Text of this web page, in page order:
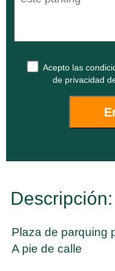
Acepto las
de privacidad
Descripción:
Plaza de parquing
A pie de calle